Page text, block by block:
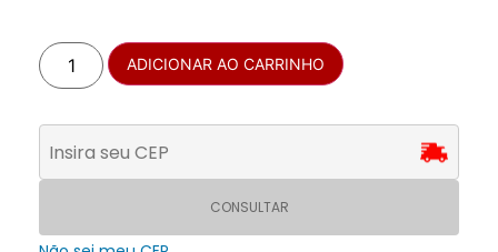
ADICIONAR AO CARRINHO
CONSULTAR